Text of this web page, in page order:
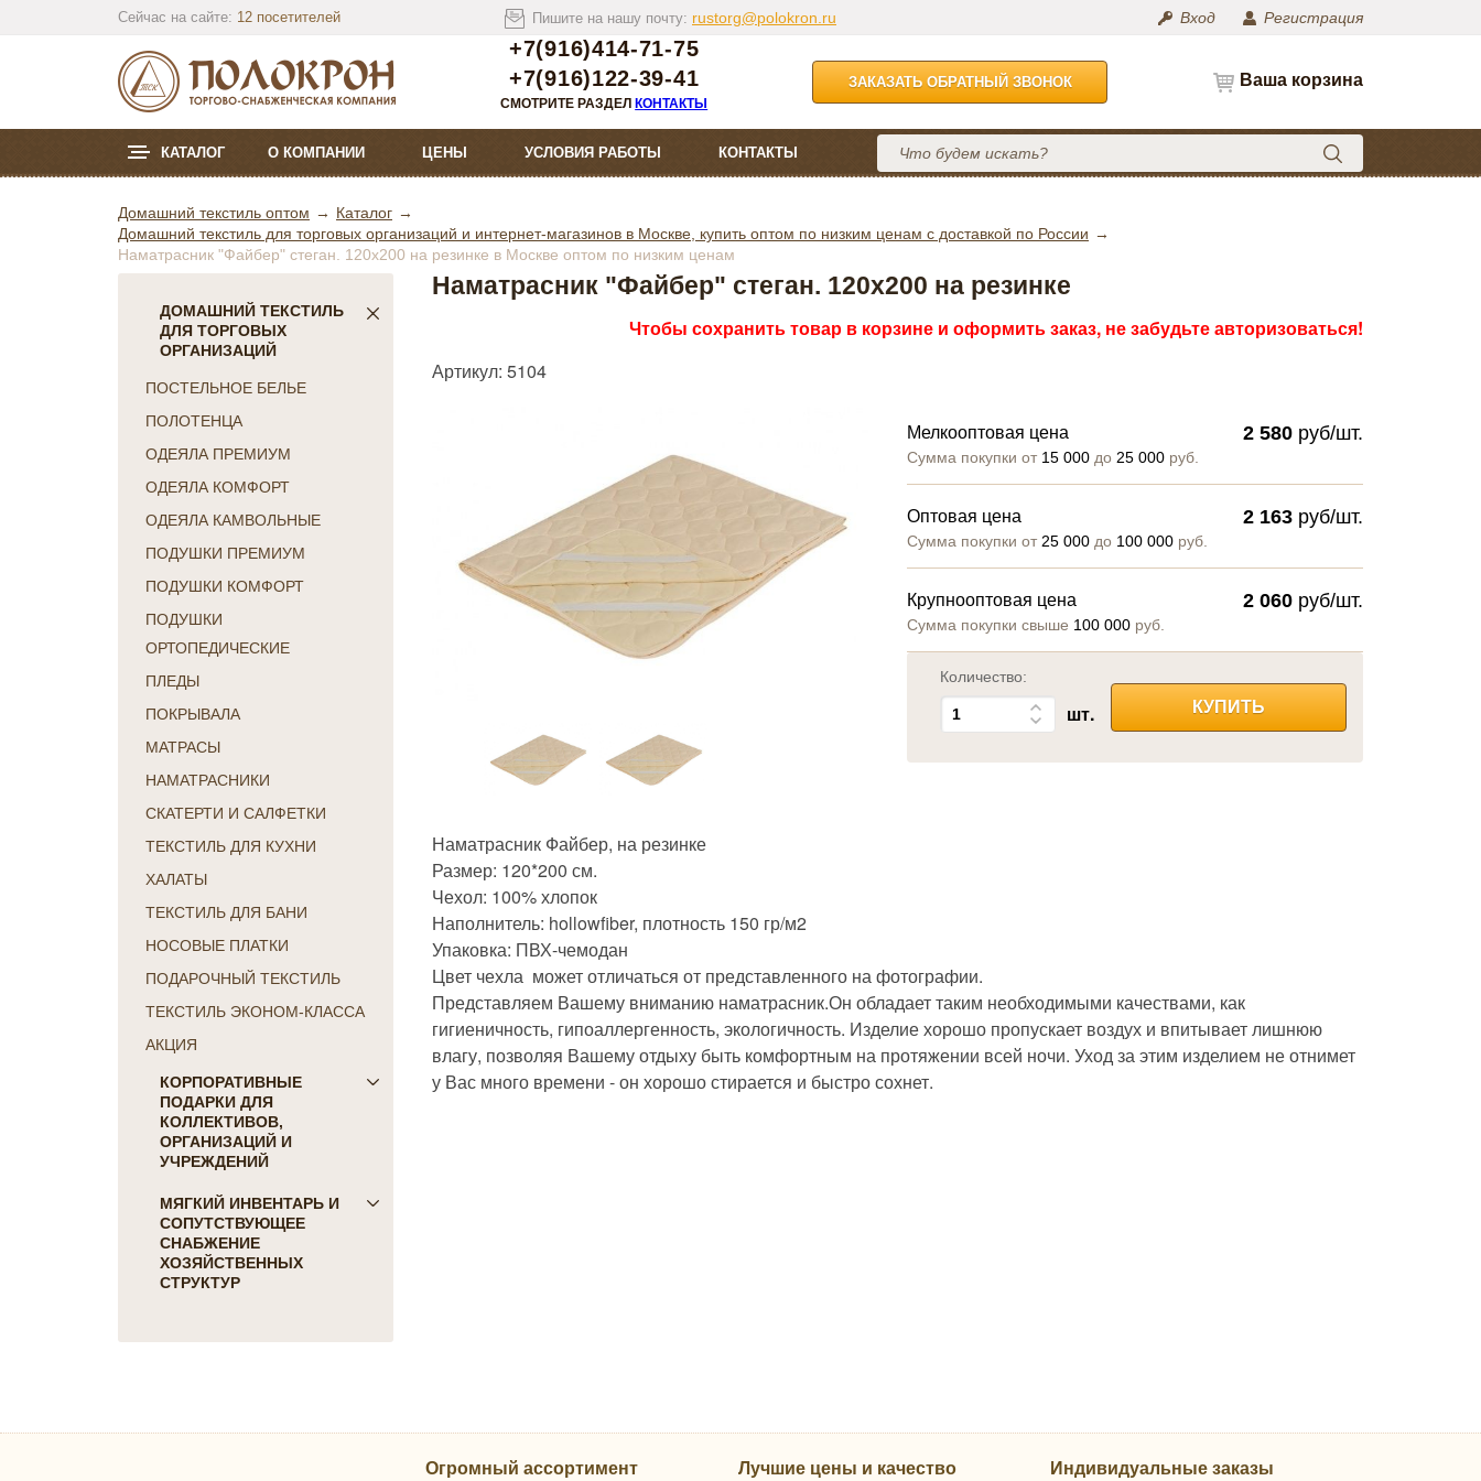
Сейчас на сайте: 12 посетителей Пишите на нашу почту: rustorg@polokron.ru Вход Регистрация
+7(916)414-71-75
+7(916)122-39-41
СМОТРИТЕ РАЗДЕЛКОНТАКТЫ
ЗАКАЗАТЬ ОБРАТНЫЙ ЗВОНОК Ваша корзина
КАТАЛОГ О КОМПАНИИ ЦЕНЫ УСЛОВИЯ РАБОТЫ КОНТАКТЫ
Домашний текстиль оптом
Каталог
Домашний текстиль для торговых организаций и интернет-магазинов в Москве, купить оптом по низким ценам с доставкой по России
Наматрасник "Файбер" стеган. 120х200 на резинке в Москве оптом по низким ценам
ДОМАШНИЙ ТЕКСТИЛЬ
ДЛЯ ТОРГОВЫХ
ОРГАНИЗАЦИЙ
ПОСТЕЛЬНОЕ БЕЛЬЕ
ПОЛОТЕНЦА
ОДЕЯЛА ПРЕМИУМ
ОДЕЯЛА КОМФОРТ
ОДЕЯЛА КАМВОЛЬНЫЕ
ПОДУШКИ ПРЕМИУМ
ПОДУШКИ КОМФОРТ
ПОДУШКИ
ОРТОПЕДИЧЕСКИЕ
ПЛЕДЫ
ПОКРЫВАЛА
МАТРАСЫ
НАМАТРАСНИКИ
СКАТЕРТИ И САЛФЕТКИ
ТЕКСТИЛЬ ДЛЯ КУХНИ
ХАЛАТЫ
ТЕКСТИЛЬ ДЛЯ БАНИ
НОСОВЫЕ ПЛАТКИ
ПОДАРОЧНЫЙ ТЕКСТИЛЬ
ТЕКСТИЛЬ ЭКОНОМ-КЛАССА
АКЦИЯ
КОРПОРАТИВНЫЕ
ПОДАРКИ ДЛЯ
КОЛЛЕКТИВОВ,
ОРГАНИЗАЦИЙ И
УЧРЕЖДЕНИЙ
ПОДАРКИ ДЛЯ КОГО:
Женщинам
Коллегам
Мужчинам
День Победы
МЯГКИЙ ИНВЕНТАРЬ И
СОПУТСТВУЮЩЕЕ
СНАБЖЕНИЕ
ХОЗЯЙСТВЕННЫХ
СТРУКТУР
Наматрасник "Файбер" стеган. 120х200 на резинке
Чтобы сохранить товар в корзине и оформить заказ, не забудьте авторизоваться!
Артикул: 5104
Мелкооптовая цена
Сумма покупки от 15 000до 25 000руб.
2 580 руб/шт.
Оптовая цена
Сумма покупки от 25 000до 100 000руб.
2 163 руб/шт.
Крупнооптовая цена
Сумма покупки свыше 100 000руб.
2 060 руб/шт.
Количество:
шт. КУПИТЬ
Наматрасник Файбер, на резинке
Размер: 120*200 см.
Чехол: 100% хлопок
Наполнитель: hollowfiber, плотность 150 гр/м2
Упаковка: ПВХ-чемодан
Цвет чехла может отличаться от представленного на фотографии.
Представляем Вашему вниманию наматрасник.Он обладает таким необходимыми качествами, как
гигиеничность, гипоаллергенность, экологичность. Изделие хорошо пропускает воздух и впитывает лишнюю
влагу, позволяя Вашему отдыху быть комфортным на протяжении всей ночи. Уход за этим изделием не отнимет
у Вас много времени - он хорошо стирается и быстро сохнет.
Огромный ассортимент Лучшие цены и качество Индивидуальные заказы